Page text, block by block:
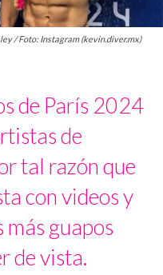
/ Foto: Instagram (kevin.diver.mx)
de París 2024
de
tal razón que
con videos y
guapos
de vista.